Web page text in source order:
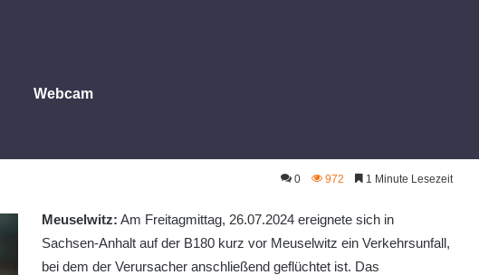
Webcam
in Thüringen
0 972 1 Minute Lesezeit
Meuselwitz: Am Freitagmittag, 26.07.2024 ereignete sich in
Sachsen-Anhalt auf der B180 kurz vor Meuselwitz ein Verkehrsunfall,
bei dem der Verursacher anschließend geflüchtet ist. Das